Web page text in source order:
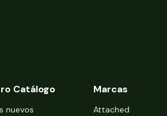
Catálogo
nuevos
Marcas
Attached